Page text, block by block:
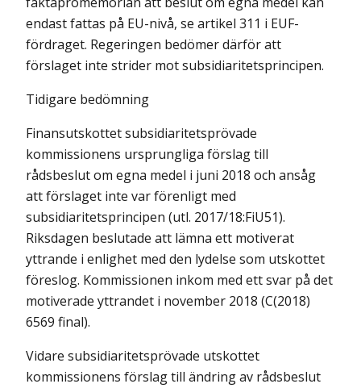
endast fattas på EU-nivå, se artikel 311 i EUF-
fördraget. Regeringen bedömer därför att
förslaget inte strider mot subsidiaritetsprincipen.
Tidigare bedömning
Finansutskottet subsidiaritetsprövade
kommissionens ursprungliga förslag till
rådsbeslut om egna medel i juni 2018 och ansåg
att förslaget inte var förenligt med
subsidiaritetsprincipen (utl. 2017/18:FiU51).
Riksdagen beslutade att lämna ett motiverat
yttrande i enlighet med den lydelse som utskottet
föreslog. Kommissionen inkom med ett svar på det
motiverade yttrandet i november 2018 (C(2018)
6569 final).
Vidare subsidiaritetsprövade utskottet
kommissionens förslag till ändring av rådsbeslut